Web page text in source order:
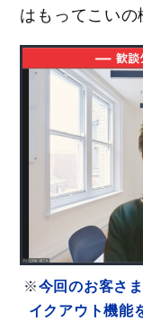
はもってこいの
※今回のお客さ
イクアウト機能